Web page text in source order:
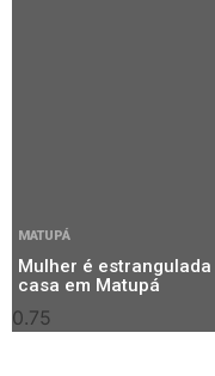
MATUPÁ
Mulher é
casa em Matupá